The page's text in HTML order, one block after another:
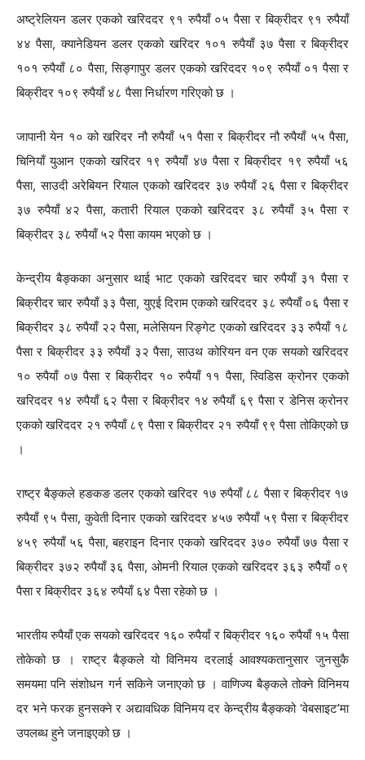
अष्ट्रेलियन डलर एकको खरिददर ९१ रुपैयाँ ०५ पैसा र बिक्रीदर ९१ रुपैयाँ
४४ पैसा, क्यानेडियन डलर एकको खरिदर १०१ रुपैयाँ ३७ पैसा र बिक्रीदर
१०१ रुपैयाँ ८० पैसा, सिङ्गापुर डलर एकको खरिददर १०९ रुपैयाँ ०१ पैसा र
बिक्रीदर १०९ रुपैयाँ ४८ पैसा निर्धारण गरिएको छ ।
जापानी येन १० को खरिदर नौ रुपैयाँ ५१ पैसा र बिक्रीदर नौ रुपैयाँ ५५ पैसा,
चिनियाँ युआन एकको खरिदर १९ रुपैयाँ ४७ पैसा र बिक्रीदर १९ रुपैयाँ ५६
पैसा, साउदी अरेबियन रियाल एकको खरिददर ३७ रुपैयाँ २६ पैसा र बिक्रीदर
३७ रुपैयाँ ४२ पैसा, कतारी रियाल एकको खरिददर ३८ रुपैयाँ ३५ पैसा र
बिक्रीदर ३८ रुपैयाँ ५२ पैसा कायम भएको छ ।
केन्द्रीय बैङ्कका अनुसार थाई भाट एकको खरिददर चार रुपैयाँ ३१ पैसा र
बिक्रीदर चार रुपैयाँ ३३ पैसा, युएई दिराम एकको खरिददर ३८ रुपैयाँ ०६ पैसा र
बिक्रीदर ३८ रुपैयाँ २२ पैसा, मलेसियन रिङ्गेट एकको खरिददर ३३ रुपैयाँ १८
पैसा र बिक्रीदर ३३ रुपैयाँ ३२ पैसा, साउथ कोरियन वन एक सयको खरिददर
१० रुपैयाँ ०७ पैसा र बिक्रीदर १० रुपैयाँ ११ पैसा, स्विडिस क्रोनर एकको
खरिददर १४ रुपैयाँ ६२ पैसा र बिक्रीदर १४ रुपैयाँ ६९ पैसा र डेनिस क्रोनर
एकको खरिददर २१ रुपैयाँ ८९ पैसा र बिक्रीदर २१ रुपैयाँ ९९ पैसा तोकिएको छ
।
राष्ट्र बैङ्कले हङकङ डलर एकको खरिदर १७ रुपैयाँ ८८ पैसा र बिक्रीदर १७
रुपैयाँ ९५ पैसा, कुवेती दिनार एकको खरिददर ४५७ रुपैयाँ ५९ पैसा र बिक्रीदर
४५९ रुपैयाँ ५६ पैसा, बहराइन दिनार एकको खरिददर ३७० रुपैयाँ ७७ पैसा र
बिक्रीदर ३७२ रुपैयाँ ३६ पैसा, ओमनी रियाल एकको खरिददर ३६३ रुपैैयाँ ०९
पैसा र बिक्रीदर ३६४ रुपैयाँ ६४ पैसा रहेको छ ।
भारतीय रुपैयाँ एक सयको खरिददर १६० रुपैयाँ र बिक्रीदर १६० रुपैयाँ १५ पैसा
तोकेको छ । राष्ट्र बैङ्कले यो विनिमय दरलाई आवश्यकतानुसार जुनसुकै
समयमा पनि संशोधन गर्न सकिने जनाएको छ । वाणिज्य बैङ्कले तोक्ने विनिमय
दर भने फरक हुनसक्ने र अद्यावधिक विनिमय दर केन्द्रीय बैङ्कको ‘वेबसाइट’मा
उपलब्ध हुने जनाइएको छ ।